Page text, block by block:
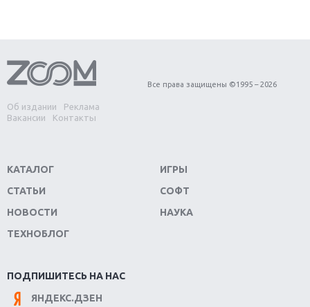
Обзор игры Forza Horizon 4: вершина эволюции
Две важных новинки для консолей: Spider-Man и
Divinity Original Sin 2
Switch
Обзор игры The Crew 2: покорение Америки
Важнейшие анонсы E3 2018
Крупнейшие релизы мая: Nintendo, Microsoft и
Об издании
Реклама
Вакансии
Контакты
Все права защищены ©1995 – 2026
КАТАЛОГ
СТАТЬИ
НОВОСТИ
ТЕХНОБЛОГ
ИГРЫ
СОФТ
НАУКА
ПОДПИШИТЕСЬ НА НАС
ЯНДЕКС.ДЗЕН